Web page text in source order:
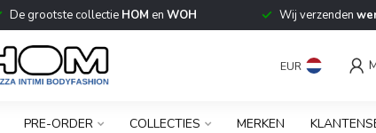
De grootste collectie HOM en WOH Wij verzenden
EUR
PRE-ORDER COLLECTIES MERKEN